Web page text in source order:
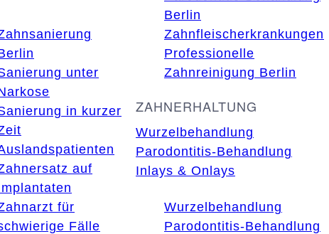
unter
in kurzer
auf
für
Fälle
Berlin
Zahnfleischerkrankungen
Professionelle
Zahnreinigung Berlin
ZAHNERHALTUNG
Wurzelbehandlung
Parodontitis-Behandlung
Inlays & Onlays
Wurzelbehandlung
Parodontitis-Behandlung